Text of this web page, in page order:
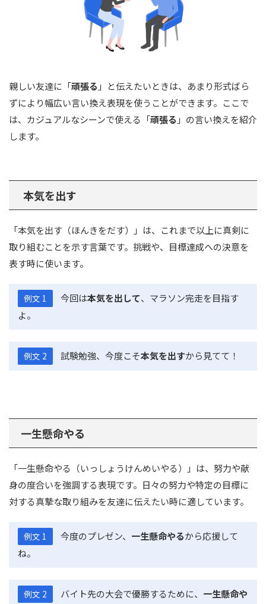
親しい友達に「頑張る 」と伝えたいときは、あまり形式ばら
ずにより幅広い言い換え表現を使うことができます。ここで
は、カジュアルなシーンで使える「頑張る 」の言い換えを紹介
します。
本気を出す
「本気を出す（ほんきをだす）」は、これまで以上に真剣に
取り組むことを示す言葉です。挑戦や、目標達成への決意を
表す時に使います。
例文 1 今回は本気を出して、マラソン完走を目指す
よ。
例文 2 試験勉強、今度こそ本気を出すから見てて！
一生懸命やる
「一生懸命やる（いっしょうけんめいやる）」は、努力や献
身の度合いを強調する表現です。日々の努力や特定の目標に
対する真摯な取り組みを友達に伝えたい時に適しています。
例文 1 今度のプレゼン、 一生懸命やるから応援して
ね。
例文 2 バイト先の大会で優勝するために、 一生懸命や